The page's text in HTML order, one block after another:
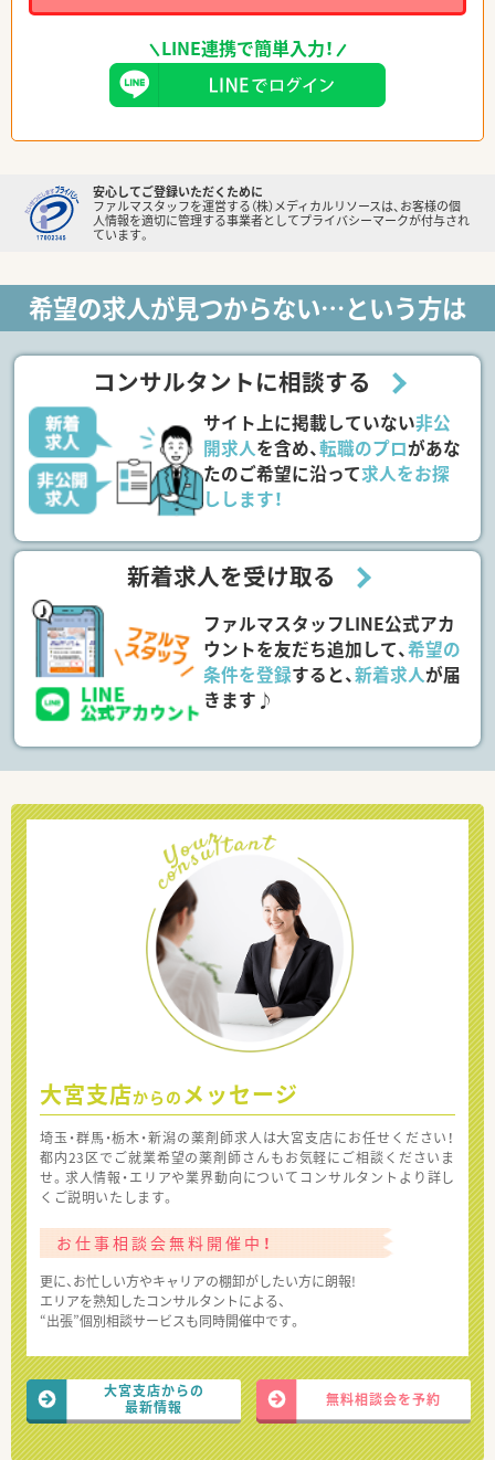
LINE連携で簡単入力！
安心してご登録いただくために
ファルマスタッフを運営する（株）メディカルリソースは、お客様の個
人情報を適切に管理する事業者としてプライバシーマークが付与され
ています。
希望の求人が見つからない…という方は
コンサルタントに相談する
サイト上に掲載していない非公
開求人を含め、転職のプロがあな
たのご希望に沿って求人をお探
しします！
新着求人を受け取る
ファルマスタッフLINE公式アカ
ウントを友だち追加して、希望の
条件を登録すると、新着求人が届
きます♪
大宮支店からの メッセージ
埼玉・群馬・栃木・新潟の薬剤師求人は大宮支店にお任せください！
都内23区でご就業希望の薬剤師さんもお気軽にご相談くださいま
せ。求人情報・エリアや業界動向についてコンサルタントより詳し
くご説明いたします。
お仕事相談会無料開催中！
更に、お忙しい方やキャリアの棚卸がしたい方に朗報!
エリアを熟知したコンサルタントによる、
“出張”個別相談サービスも同時開催中です。
大宮支店からの
最新情報
無料相談会を予約